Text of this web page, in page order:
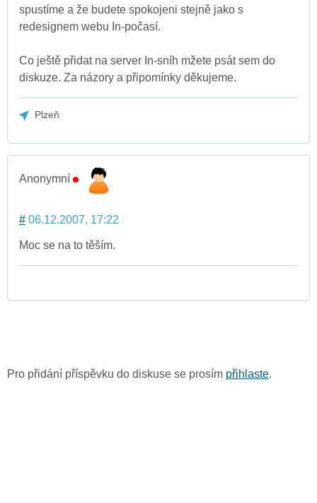
spustíme a že budete spokojeni stejně jako s
redesignem webu In-počasí.
Co ještě přidat na server In-sníh mžete psát sem do
diskuze. Za názory a připomínky děkujeme.
Plzeň
Anonymní
# 06.12.2007, 17:22
Moc se na to těším.
Pro přidání příspěvku do diskuse se prosím přihlaste.